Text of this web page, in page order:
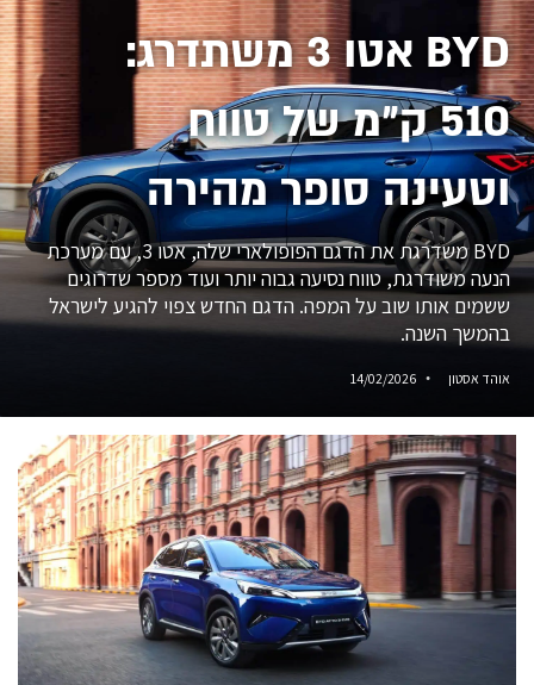
BYD אטו 3 משתדרג:
510 ק״מ של טווח
וטעינה סופר מהירה
BYD משדרגת את הדגם הפופולארי שלה, אטו 3, עם מערכת
הנעה משודרגת, טווח נסיעה גבוה יותר ועוד מספר שדרוגים
ששמים אותו שוב על המפה. הדגם החדש צפוי להגיע לישראל
בהמשך השנה.
אוהד אסטון 14/02/2026